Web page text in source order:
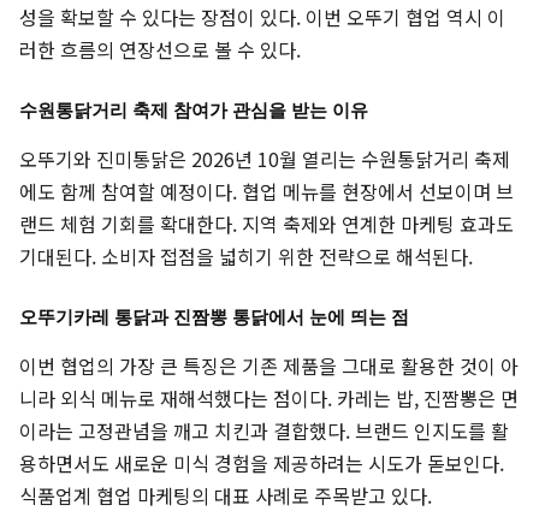
성을 확보할 수 있다는 장점이 있다. 이번 오뚜기 협업 역시 이
러한 흐름의 연장선으로 볼 수 있다.
수원통닭거리 축제 참여가 관심을 받는 이유
오뚜기와 진미통닭은 2026년 10월 열리는 수원통닭거리 축제
에도 함께 참여할 예정이다. 협업 메뉴를 현장에서 선보이며 브
랜드 체험 기회를 확대한다. 지역 축제와 연계한 마케팅 효과도
기대된다. 소비자 접점을 넓히기 위한 전략으로 해석된다.
오뚜기카레 통닭과 진짬뽕 통닭에서 눈에 띄는 점
이번 협업의 가장 큰 특징은 기존 제품을 그대로 활용한 것이 아
니라 외식 메뉴로 재해석했다는 점이다. 카레는 밥, 진짬뽕은 면
이라는 고정관념을 깨고 치킨과 결합했다. 브랜드 인지도를 활
용하면서도 새로운 미식 경험을 제공하려는 시도가 돋보인다.
식품업계 협업 마케팅의 대표 사례로 주목받고 있다.